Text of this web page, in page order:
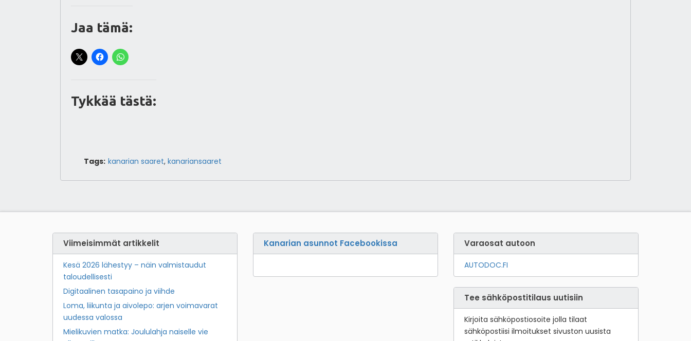
Jaa tämä:
Tykkää tästä:
Tags: kanarian saaret, kanariansaaret
Viimeisimmät artikkelit
Kesä 2026 lähestyy – näin valmistaudut
taloudellisesti
Digitaalinen tasapaino ja viihde
Loma, liikunta ja aivolepo: arjen voimavarat
uudessa valossa
Mielikuvien matka: Joululahja naiselle vie
Kanarian asunnot Facebookissa Varaosat autoon
AUTODOC.FI
Tee sähköpostitilaus uutisiin
Kirjoita sähköpostiosoite jolla tilaat
sähköpostiisi ilmoitukset sivuston uusista